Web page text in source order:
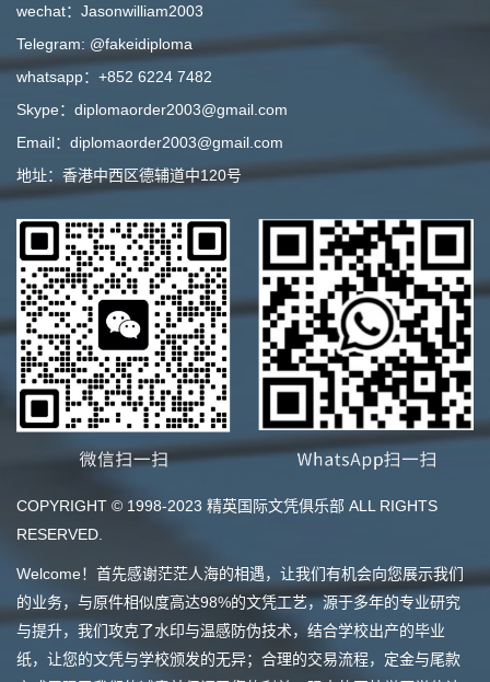
wechat：Jasonwilliam2003
Telegram: @fakeidiploma
whatsapp：+852 6224 7482
Skype：diplomaorder2003@gmail.com
Email：diplomaorder2003@gmail.com
地址：香港中西区德辅道中120号
COPYRIGHT © 1998-2023 精英国际文凭俱乐部 ALL RIGHTS
RESERVED.
Welcome！首先感谢茫茫人海的相遇，让我们有机会向您展示我们
的业务，与原件相似度高达98%的文凭工艺，源于多年的专业研究
与提升，我们攻克了水印与温感防伪技术，结合学校出产的毕业
纸，让您的文凭与学校颁发的无异；合理的交易流程，定金与尾款